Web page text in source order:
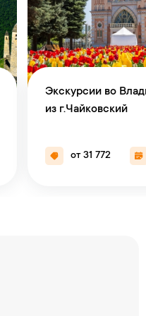
Экскурсии во
из г.Чайковский
от 31 772